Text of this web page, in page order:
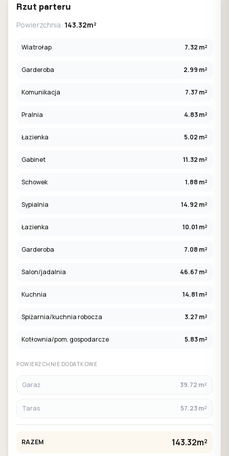
Rzut parteru
Powierzchnia: 143.32m²
Wiatrołap 7.32 m²
Garderoba 2.99 m²
Komunikacja 7.37 m²
Pralnia 4.83 m²
Łazienka 5.02 m²
Gabinet 11.32 m²
Schowek 1.88 m²
Sypialnia 14.92 m²
Łazienka 10.01 m²
Garderoba 7.08 m²
Salon/jadalnia 46.67 m²
Kuchnia 14.81 m²
Spiżarnia/kuchnia robocza 3.27 m²
Kotłownia/pom. gospodarcze 5.83 m²
POWIERZCHNIE DODATKOWE
Garaż 39.72 m²
Taras 57.23 m²
RAZEM 143.32m²